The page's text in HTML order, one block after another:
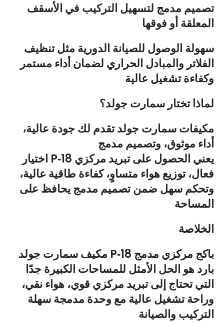
تصميم مدمج لتسهيل التركيب في الأسقف
المعلقة أو فوقها
سهولة الوصول للصيانة الدورية مثل تنظيف
الفلاتر والمبادل الحراري لضمان أداء مستمر
وكفاءة تشغيل عالية
لماذا تختار سمارت جولد؟
مكيفات سمارت جولد تقدم لك جودة عالية،
أداء موثوق، وتصميم مدمج
اختيار P‑18 يعني الحصول على تبريد مركزي
فعال، توزيع هواء متساوٍ، كفاءة طاقية عالية،
وتحكم سهل ضمن تصميم مدمج يحافظ على
المساحة
الخلاصة
مكيف سمارت جولد P‑18 باكج مركزي مدمج
بارد هو الحل الأمثل للمساحات الكبيرة جدًا
التي تحتاج إلى تبريد مركزي قوي، هواء نقي،
وراحة تشغيل عالية مع وحدة مدمجة سهلة
التركيب والصيانة